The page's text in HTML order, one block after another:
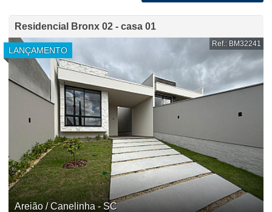
Residencial Bronx 02 - casa 01
LANÇAMENTO
Ref.: BM32241
Areião / Canelinha - SC